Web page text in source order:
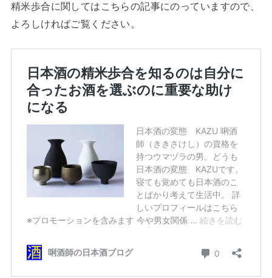
精米歩合に関してはこちらの記事にのっていますので、
よろしければご覧ください。